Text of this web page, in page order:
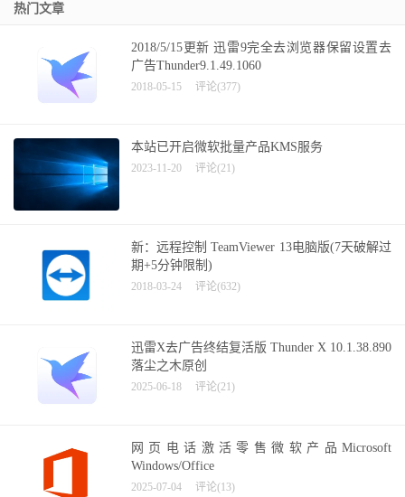
热门文章
2018/5/15更新 迅雷9完全去浏览器保留设置去
广告Thunder9.1.49.1060
2018-05-15 评论(377)
本站已开启微软批量产品KMS服务
2023-11-20 评论(21)
新：远程控制 TeamViewer 13电脑版(7天破解过
期+5分钟限制)
2018-03-24 评论(632)
迅雷X去广告终结复活版 Thunder X 10.1.38.890
落尘之木原创
2025-06-18 评论(21)
网页电话激活零售微软产品Microsoft
Windows/Office
2025-07-04 评论(13)